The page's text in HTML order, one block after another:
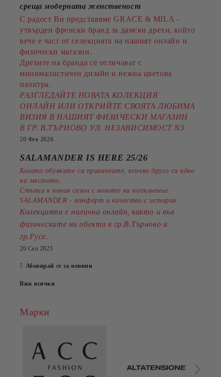
среща модерната женственост
С радост Ви представяме GRACE & MILA -
утвърден френски бранд за дамски дрехи, който
вече е част от селекцията на нашият онлайн и
физически магазин.
Дрехите на бранда се отличават с
минималистичен дизайн и нежна цветова
палитра.
РАЗГЛЕДАЙТЕ НОВАТА КОЛЕКЦИЯ
ОНЛАЙН ИЛИ ОТКРИЙТЕ СВОЯТА ЛЮБИМА
ВИЗИЯ В НАШИЯТ ФИЗИЧЕСКИ МАГАЗИН
В ГР. В.ТЪРНОВО УЛ. НЕЗАВИСИМОСТ N3
20 Фев 2026
SALAMANDER IS HERE 25/26
Когато обувките са правилните, всичко друго си идва
на мястото.
Стъпка в новия сезон с новото ни попълнение
SALAMANDER - комфорт и качество с история.
Колекцията е налична онлайн, както и във
физическите ни обекти в гр.В.Търново и
гр.Русе.
20 Сеп 2025
Абонирай се за новини
Виж всички
Марки